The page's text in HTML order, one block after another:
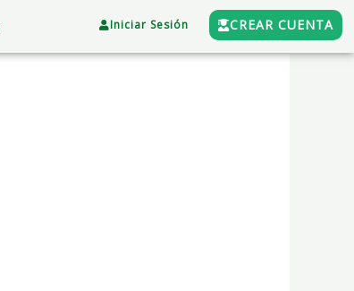
Iniciar Sesión CREAR CUENTA